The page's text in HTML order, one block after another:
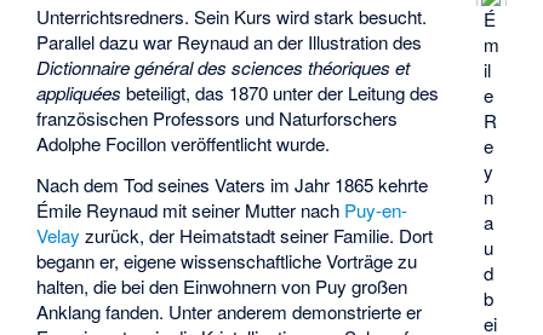
É
m
il
e
R
e
y
n
a
u
d
b
ei
Unterrichtsredners. Sein Kurs wird stark besucht.
Parallel dazu war Reynaud an der Illustration des
Dictionnaire général des sciences théoriques et
appliquées beteiligt, das 1870 unter der Leitung des
französischen Professors und Naturforschers
Adolphe Focillonveröffentlicht wurde.
Nach dem Tod seines Vaters im Jahr 1865 kehrte
Émile Reynaud mit seiner Mutter nach Puy-en-
Velay zurück, der Heimatstadt seiner Familie. Dort
begann er, eigene wissenschaftliche Vorträge zu
halten, die bei den Einwohnern von Puy großen
Anklang fanden. Unter anderem demonstrierte er